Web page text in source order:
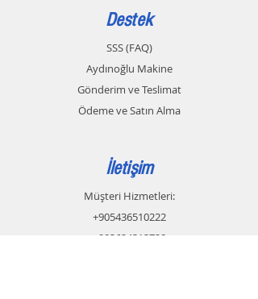
Destek
SSS (FAQ)
Aydınoğlu Makine
Gönderim ve Teslimat
Ödeme ve Satın Alma
İletişim
Müşteri Hizmetleri:
+905436510222
+903624313728